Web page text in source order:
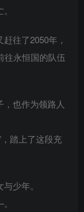
往了2050年，
永恒国的队伍
也作为领路人
踏上了这段充
少年。